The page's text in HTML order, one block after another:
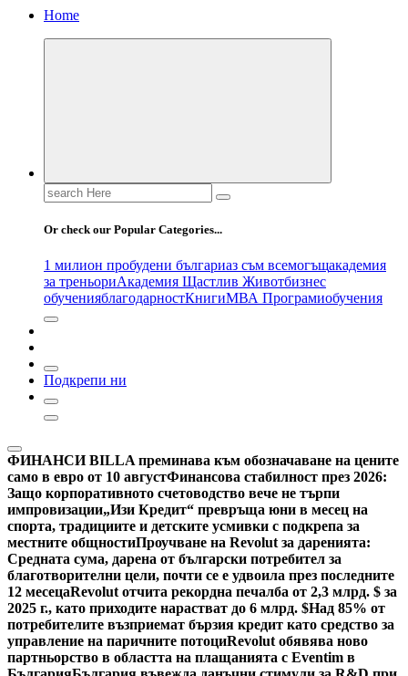
Home
Search
for:
Or check our Popular Categories...
1 милион пробудени българиаз съм всемогъщакадемия
за треньориАкадемия Щастлив Животбизнес
обученияблагодарностКнигиМВА Програмиобучения
Подкрепи ни
ФИНАНСИ BILLA преминава към обозначаване на цените
само в евро от 10 августФинансова стабилност през 2026:
Защо корпоративното счетоводство вече не търпи
импровизации„Изи Кредит“ превръща юни в месец на
спорта, традициите и детските усмивки с подкрепа за
местните общностиПроучване на Revolut за даренията:
Средната сума, дарена от български потребител за
благотворителни цели, почти се е удвоила през последните
12 месецаRevolut отчита рекордна печалба от 2,3 млрд. $ за
2025 г., като приходите нарастват до 6 млрд. $Над 85% от
потребителите възприемат бързия кредит като средство за
управление на паричните потоциRevolut обявява ново
партньорство в областта на плащанията с Eventim в